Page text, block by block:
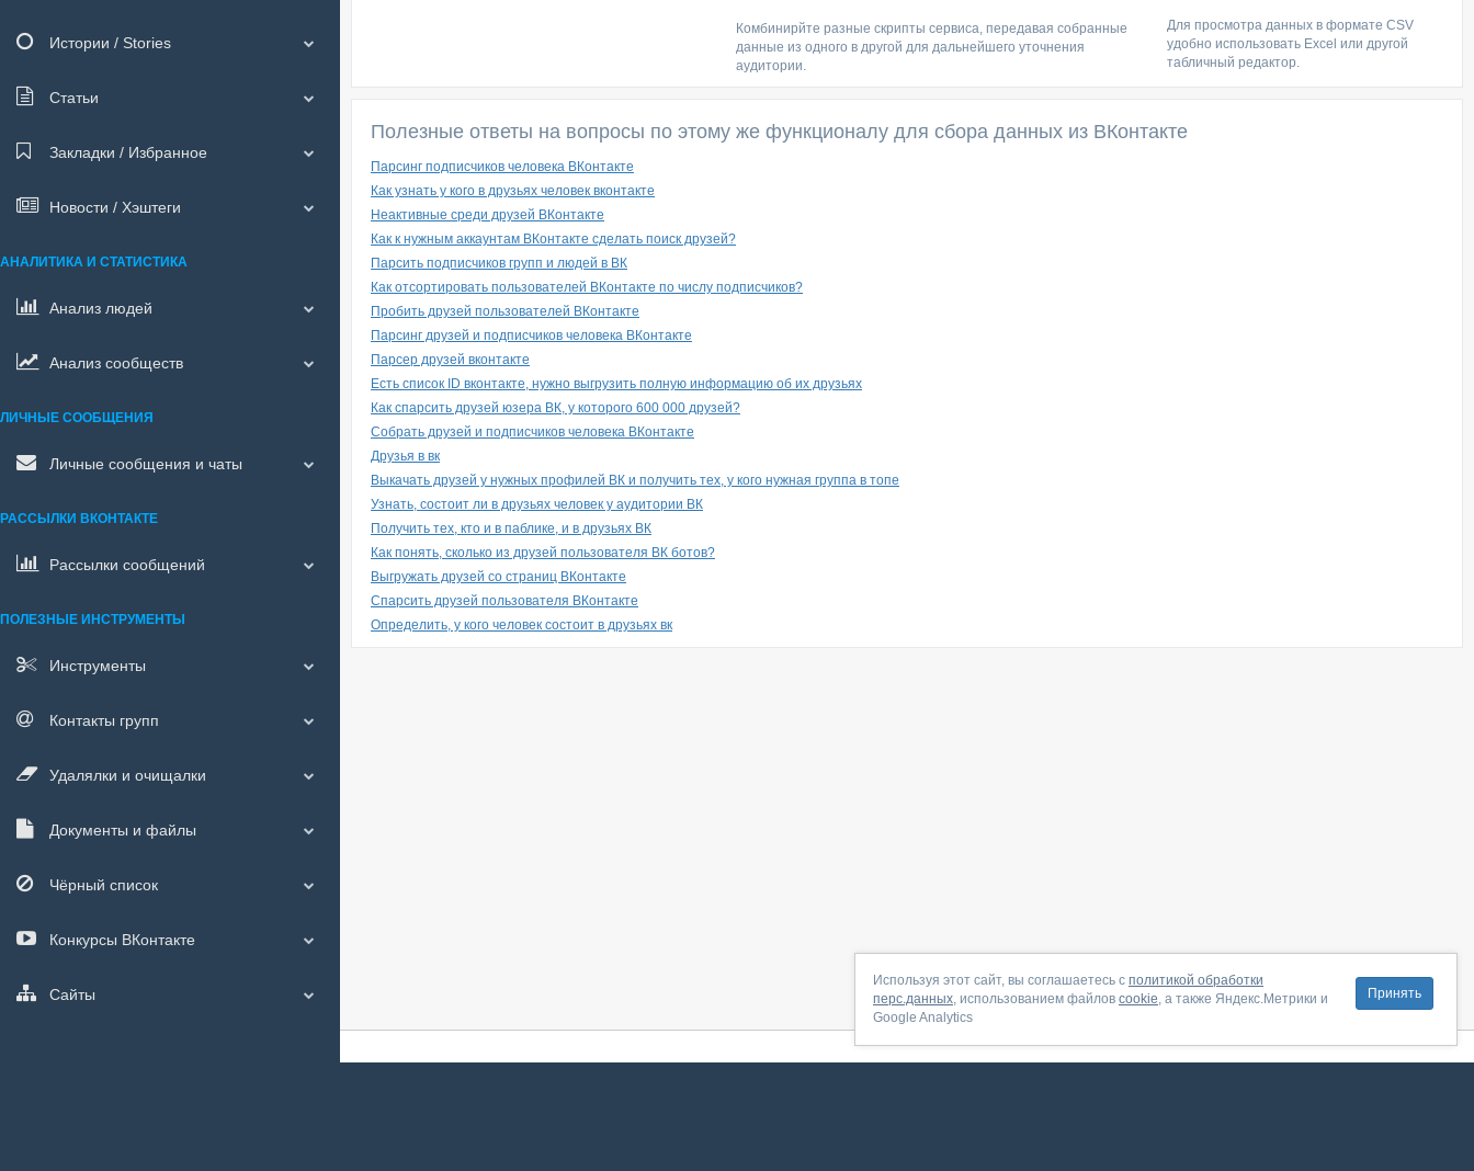
Комбинирйте разные скрипты сервиса, передавая собранные
данные из одного в другой для дальнейшего уточнения
аудитории.
Для просмотра данных в формате CSV
удобно использовать Excel или другой
табличный редактор.
Полезные ответы на вопросы по этому же функционалу для сбора данных из ВКонтакте
Парсинг подписчиков человека ВКонтакте
Как узнать у кого в друзьях человек вконтакте
Неактивные среди друзей ВКонтакте
Как к нужным аккаунтам ВКонтакте сделать поиск друзей?
Парсить подписчиков групп и людей в ВК
Как отсортировать пользователей ВКонтакте по числу подписчиков?
Пробить друзей пользователей ВКонтакте
Парсинг друзей и подписчиков человека ВКонтакте
Парсер друзей вконтакте
Есть список ID вконтакте, нужно выгрузить полную информацию об их друзьях
Как спарсить друзей юзера ВК, у которого 600 000 друзей?
Собрать друзей и подписчиков человека ВКонтакте
Друзья в вк
Выкачать друзей у нужных профилей ВК и получить тех, у кого нужная группа в топе
Узнать, состоит ли в друзьях человек у аудитории ВК
Получить тех, кто и в паблике, и в друзьях ВК
Как понять, сколько из друзей пользователя ВК ботов?
Выгружать друзей со страниц ВКонтакте
Спарсить друзей пользователя ВКонтакте
Определить, у кого человек состоит в друзьях вк
Истории / Stories
Статьи
Закладки / Избранное
Новости / Хэштеги
АНАЛИТИКА И СТАТИСТИКА
Анализ людей
Анализ сообществ
ЛИЧНЫЕ СООБЩЕНИЯ
Личные сообщения и чаты
РАССЫЛКИ ВКОНТАКТЕ
Рассылки сообщений
ПОЛЕЗНЫЕ ИНСТРУМЕНТЫ
Инструменты
Контакты групп
Удалялки и очищалки
Документы и файлы
Чёрный список
Конкурсы ВКонтакте
Сайты Принять
Используя этот сайт, вы соглашаетесь с политикой обработки
перс.данных, использованием файлов cookie, а также Яндекс.Метрики и
Google Analytics